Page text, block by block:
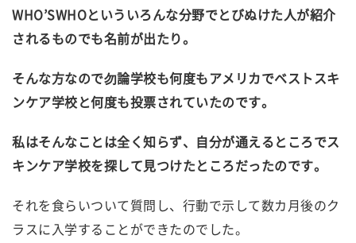
WHO’SWHOといういろんな分野でとびぬけた人が紹介
されるものでも名前が出たり。
そんな方なので勿論学校も何度もアメリカでベストスキ
ンケア学校と何度も投票されていたのです。
私はそんなことは全く知らず、自分が通えるところでス
キンケア学校を探して見つけたところだったのです。
それを食らいついて質問し、行動で示して数カ月後のク
ラスに入学することができたのでした。